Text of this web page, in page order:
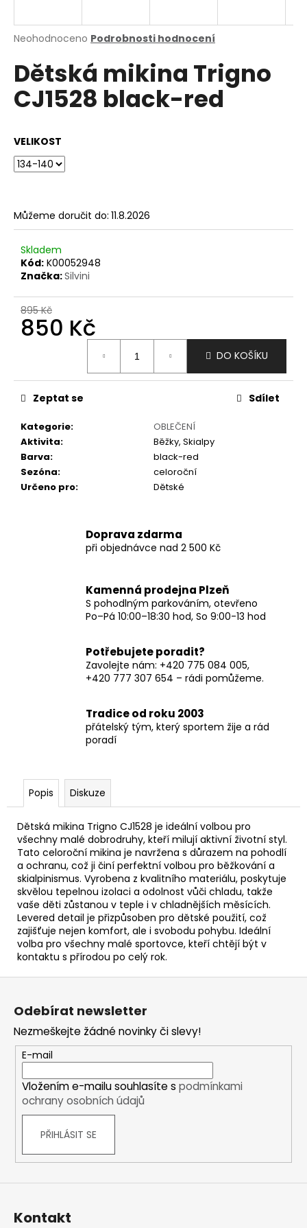
Průměrné
produktu
je
0,0
z
Neohodnoceno Podrobnosti hodnocení
Dětská mikina Trigno
CJ1528 black-red
VELIKOST
Můžeme doručit do: 11.8.2026
Skladem
Kód: K00052948
Značka:Silvini
895 Kč
850 Kč
DO KOŠÍKU
Kategorie:
OBLEČENÍ
Aktivita:
Běžky, Skialpy
Barva:
black-red
Sezóna:
celoroční
Určeno pro: Dětské
Zeptat se Sdílet
Doprava zdarma
při objednávce nad 2 500 Kč
Kamenná prodejna Plzeň
S pohodlným parkováním, otevřeno
Po–Pá 10:00–18:30 hod, So 9:00-13 hod
Potřebujete poradit?
Zavolejte nám: +420 775 084 005,
+420 777 307 654 – rádi pomůžeme.
Tradice od roku 2003
přátelský tým, který sportem žije a rád
poradí
Popis Diskuze
Dětská mikina Trigno CJ1528 je ideální volbou pro
všechny malé dobrodruhy, kteří milují aktivní životní styl.
Tato celoroční mikina je navržena s důrazem na pohodlí
a ochranu, což ji činí perfektní volbou pro běžkování a
skialpinismus. Vyrobena z kvalitního materiálu, poskytuje
skvělou tepelnou izolaci a odolnost vůči chladu, takže
vaše děti zůstanou v teple i v chladnějších měsících.
Levered detail je přizpůsoben pro dětské použití, což
zajišťuje nejen komfort, ale i svobodu pohybu. Ideální
volba pro všechny malé sportovce, kteří chtějí být v
kontaktu s přírodou po celý rok.
j
t
?
D
o
p
o
u
č
u
e
Z
Odebírat newsletter
Nezmeškejte žádné novinky či slevy!
E-mail
Vložením e-mailu souhlasíte s podmínkami
ochrany osobních údajů
PŘIHLÁSIT SE
Kontakt